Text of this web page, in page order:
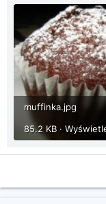
muffinka.jpg
85.2 KB ·